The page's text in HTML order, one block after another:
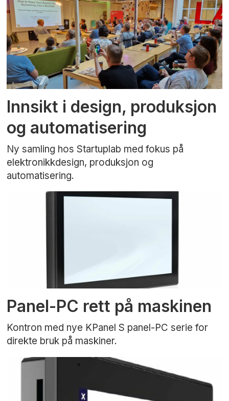
Innsikt i design, produksjon
og automatisering
Ny samling hos Startuplab med fokus på
elektronikkdesign, produksjon og
automatisering.
Panel-PC rett på maskinen
Kontron med nye KPanel S panel-PC serie for
direkte bruk på maskiner.